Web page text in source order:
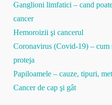
Ganglioni limfatici – cand
cancer
Hemoroizii şi cancerul
Coronavirus (Covid-19) – cum
proteja
Papiloamele – cauze, tipuri,
Cancer de cap şi gât